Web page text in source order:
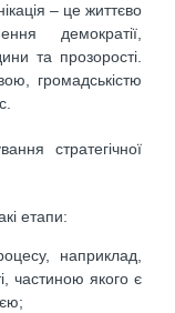
– це життєво
демократії,
та прозорості.
громадськістю
стратегічної
етапи:
наприклад,
частиною якого є